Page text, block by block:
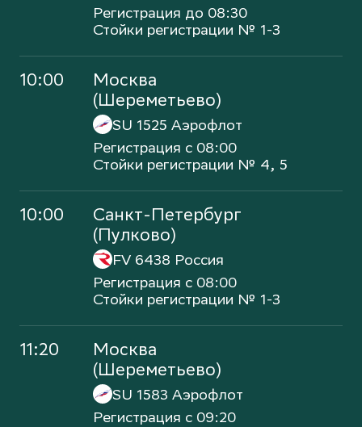
Регистрация до 08:30
Стойки регистрации № 1-3
10:00
Москва
(Шереметьево)
SU 1525 Аэрофлот
Регистрация с 08:00
Стойки регистрации № 4, 5
10:00
Санкт-Петербург
(Пулково)
FV 6438 Россия
Регистрация с 08:00
Стойки регистрации № 1-3
11:20
Москва
(Шереметьево)
SU 1583 Аэрофлот
Регистрация с 09:20